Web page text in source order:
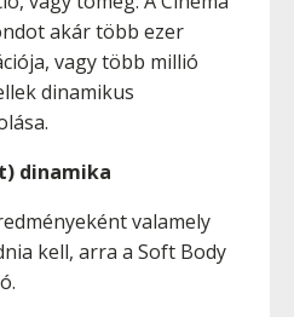
akár több ezer
vagy több millió
dinamikus
dinamika
valamely
kell, arra a Soft Body